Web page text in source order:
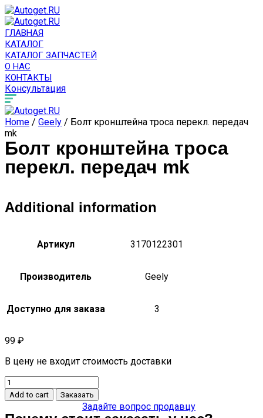
ГЛАВНАЯ
КАТАЛОГ
КАТАЛОГ ЗАПЧАСТЕЙ
О НАС
КОНТАКТЫ
Консультация
Home / Geely / Болт кронштейна троса перекл. передач
mk
Болт кронштейна троса
перекл. передач mk
Additional information
Артикул 3170122301
Производитель Geely
Доступно для заказа 3
99 ₽
В цену не входит стоимость доставки
Болт
кронштейна
троса
перекл.
Add to cart Заказать
Задайте вопрос продавцу